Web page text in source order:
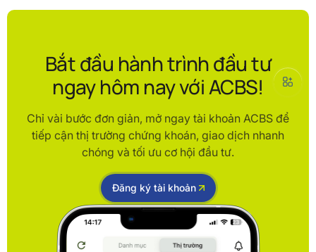
Bắt đầu hành trình đầu tư
ngay hôm nay với ACBS!
Chỉ vài bước đơn giản, mở ngay tài khoản ACBS để
tiếp cận thị trường chứng khoán, giao dịch nhanh
chóng và tối ưu cơ hội đầu tư.
Đăng ký tài khoản